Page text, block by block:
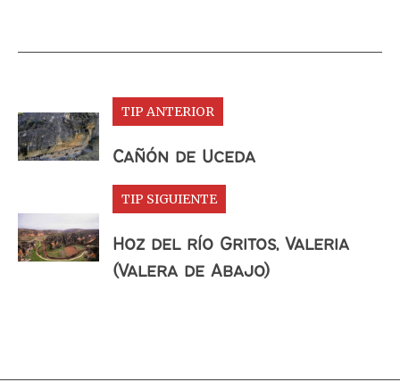
TIP ANTERIOR
Cañón de Uceda
TIP SIGUIENTE
Hoz del río Gritos, Valeria
(Valera de Abajo)